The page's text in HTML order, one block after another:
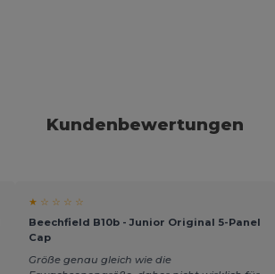
Kundenbewertungen
★ ☆ ☆ ☆ ☆
Beechfield B10b - Junior Original 5-Panel
Cap
Größe genau gleich wie die